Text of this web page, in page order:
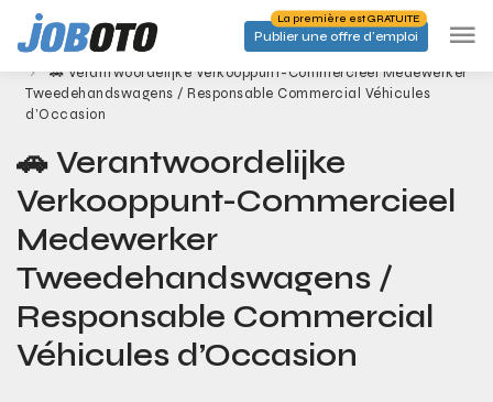
Skip to main content
Publier une offre d'emploi
La première est GRATUITE
Accueil
Emplois
🚗 Verantwoordelijke Verkooppunt-Commercieel Medewerker
Tweedehandswagens / Responsable Commercial Véhicules
d’Occasion
🚗 Verantwoordelijke
Verkooppunt-Commercieel
Medewerker
Tweedehandswagens /
Responsable Commercial
Véhicules d’Occasion